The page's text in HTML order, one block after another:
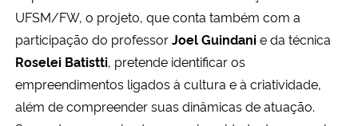
UFSM/FW, o projeto, que conta também com a
participação do professorJoel Guindanie da técnica
Roselei Batistti, pretende identificar os
empreendimentos ligados à cultura e à criatividade,
além de compreender suas dinâmicas de atuação.